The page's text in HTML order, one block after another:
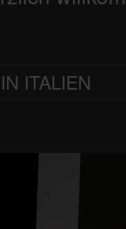
ITALIEN